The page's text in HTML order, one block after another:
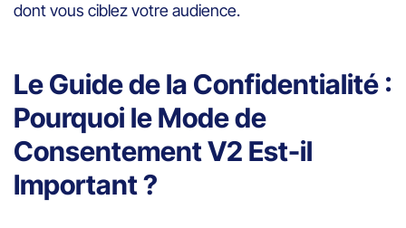
dont vous ciblez votre audience.
Le Guide de la Confidentialité :
Pourquoi le Mode de
Consentement V2 Est-il
Important ?